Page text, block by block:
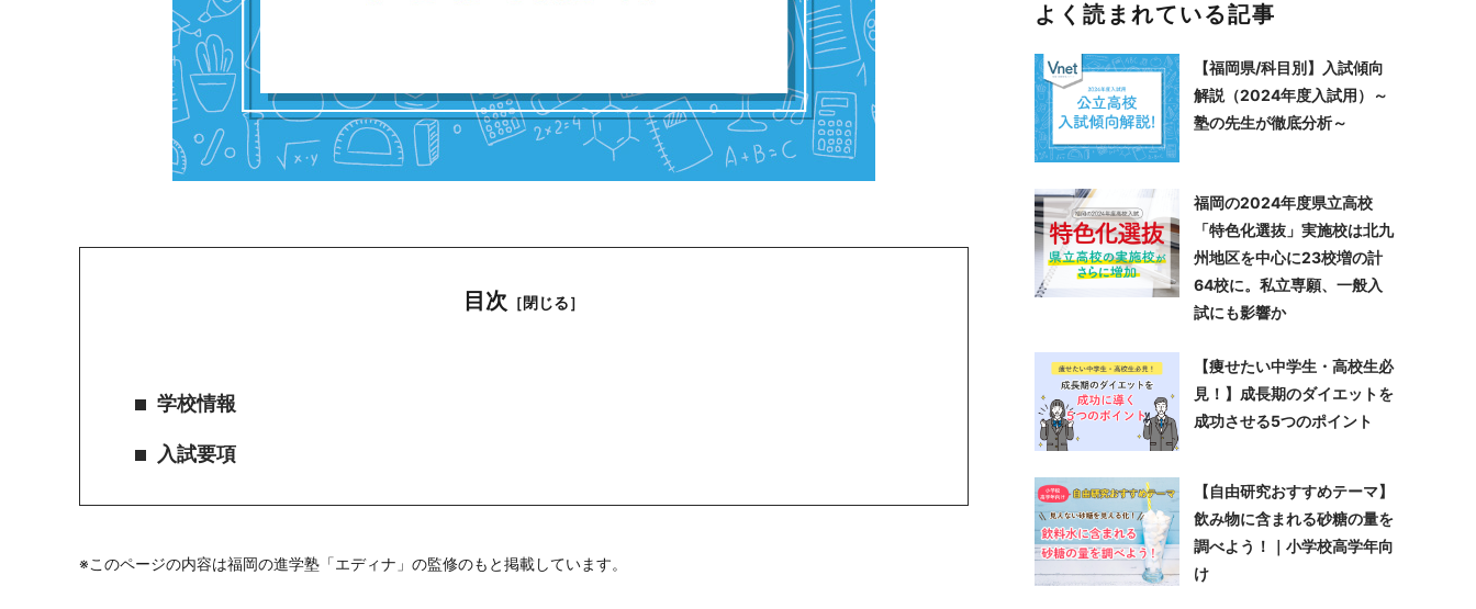
目次 ［閉じる］
学校情報
入試要項
※このページの内容は福岡の進学塾「エディナ」の監修のもと掲載しています。
よく読まれている記事
【福岡県/科目別】入試傾向
解説（2024年度入試用）～
塾の先生が徹底分析～
福岡の2024年度県立高校
「特色化選抜」実施校は北九
州地区を中心に23校増の計
64校に。私立専願、一般入
試にも影響か
【痩せたい中学生・高校生必
見！】成長期のダイエットを
成功させる5つのポイント
【自由研究おすすめテーマ】
飲み物に含まれる砂糖の量を
調べよう！｜小学校高学年向
け